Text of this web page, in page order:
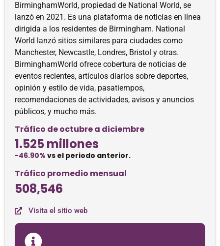
BirminghamWorld, propiedad de National World, se
lanzó en 2021. Es una plataforma de noticias en línea
dirigida a los residentes de Birmingham. National
World lanzó sitios similares para ciudades como
Manchester, Newcastle, Londres, Bristol y otras.
BirminghamWorld ofrece cobertura de noticias de
eventos recientes, artículos diarios sobre deportes,
opinión y estilo de vida, pasatiempos,
recomendaciones de actividades, avisos y anuncios
públicos, y mucho más.
Tráfico de octubre a diciembre
1.525 millones
-46.90% vs el periodo anterior.
Tráfico promedio mensual
508,546
Visita el sitio web